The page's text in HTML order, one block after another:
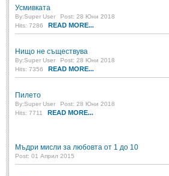
Забавно
Любопитно
Отражения
Какво е любовта?
Усмивката
By:Super User
Post: 28 Юни 2018
Hits: 7286
READ MORE...
Нищо не съществува
By:Super User
Post: 28 Юни 2018
Hits: 7356
READ MORE...
Пилето
By:Super User
Post: 28 Юни 2018
Hits: 7711
READ MORE...
Мъдри мисли за любовта от 1 до 10
Post: 01 Април 2015